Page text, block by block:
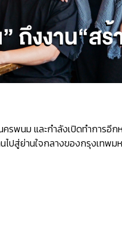
ครพนม และกำลังเปิดทำการอี
ไปสู่ย่านใจกลางของกรุงเทพ